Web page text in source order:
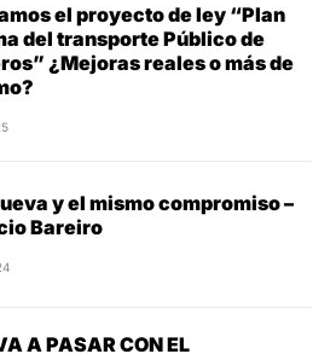
el proyecto de ley “Plan
del transporte Público de
¿Mejoras reales o más de
y el mismo compromiso –
Bareiro
A PASAR CON EL